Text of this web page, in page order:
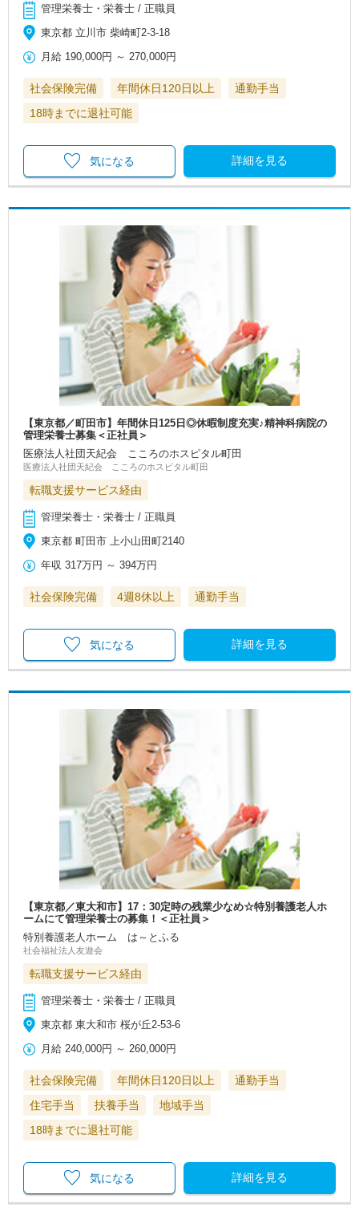
管理栄養士・栄養士 / 正職員
東京都 立川市 柴崎町2-3-18
月給 190,000円 ～270,000円
社会保険完備 年間休日120日以上
通勤手当
18時までに退社可能
詳細を見る
気になる
【東京都／町田市】年間休日125日◎休暇制度充実♪精神科病院の
管理栄養士募集＜正社員＞
医療法人社団天紀会 こころのホスピタル町田
医療法人社団天紀会 こころのホスピタル町田
転職支援サービス経由
管理栄養士・栄養士 / 正職員
東京都 町田市 上小山田町2140
年収 317万円 ～394万円
社会保険完備 4週8休以上 通勤手当
詳細を見る
気になる
【東京都／東大和市】17：30定時の残業少なめ☆特別養護老人ホ
ームにて管理栄養士の募集！＜正社員＞
特別養護老人ホーム は～とふる
社会福祉法人友遊会
転職支援サービス経由
管理栄養士・栄養士 / 正職員
東京都 東大和市 桜が丘2-53-6
月給 240,000円 ～260,000円
社会保険完備 年間休日120日以上
通勤手当
住宅手当
扶養手当
地域手当
18時までに退社可能
詳細を見る
気になる